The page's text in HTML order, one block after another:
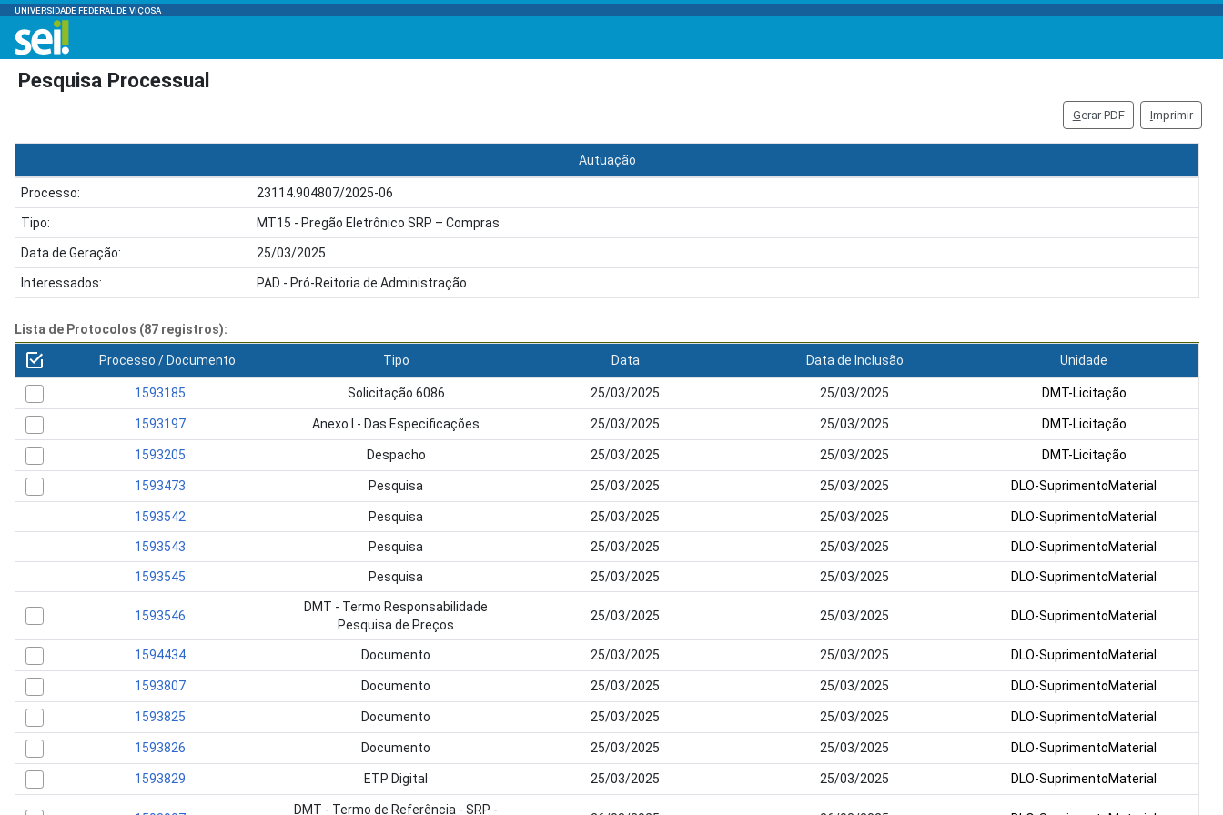
UNIVERSIDADE FEDERAL DE VIÇOSA
Pesquisa Processual
Gerar PDF Imprimir
Autuação
Processo: 23114.904807/2025-06
Tipo: MT15 - Pregão Eletrônico SRP – Compras
Data de Geração: 25/03/2025
Interessados: PAD - Pró-Reitoria de Administração
Lista de Protocolos (87 registros):
Processo / Documento Tipo Data Data de Inclusão Unidade
1593185 Solicitação 6086 25/03/2025 25/03/2025 DMT-Licitação
1593197 Anexo I - Das Especificações 25/03/2025 25/03/2025 DMT-Licitação
1593205 Despacho 25/03/2025 25/03/2025 DMT-Licitação
1593473 Pesquisa 25/03/2025 25/03/2025 DLO-SuprimentoMaterial
1593542 Pesquisa 25/03/2025 25/03/2025 DLO-SuprimentoMaterial
1593543 Pesquisa 25/03/2025 25/03/2025 DLO-SuprimentoMaterial
1593545 Pesquisa 25/03/2025 25/03/2025 DLO-SuprimentoMaterial
1593546
DMT - Termo Responsabilidade
Pesquisa de Preços
25/03/2025 25/03/2025 DLO-SuprimentoMaterial
1594434 Documento 25/03/2025 25/03/2025 DLO-SuprimentoMaterial
1593807 Documento 25/03/2025 25/03/2025 DLO-SuprimentoMaterial
1593825 Documento 25/03/2025 25/03/2025 DLO-SuprimentoMaterial
1593826 Documento 25/03/2025 25/03/2025 DLO-SuprimentoMaterial
1593829 ETP Digital 25/03/2025 25/03/2025 DLO-SuprimentoMaterial
DMT - Termo de Referência - SRP -